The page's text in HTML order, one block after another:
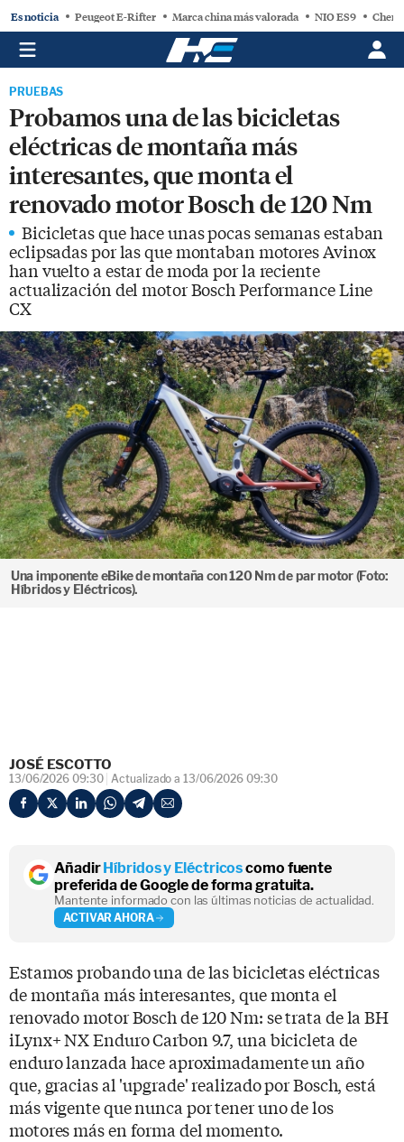
Es noticia Peugeot E-Rifter Marca china más valorada NIO ES9 Chery
PRUEBAS
Probamos una de las bicicletas
eléctricas de montaña más
interesantes, que monta el
renovado motor Bosch de 120 Nm
Bicicletas que hace unas pocas semanas estaban
eclipsadas por las que montaban motores Avinox
han vuelto a estar de moda por la reciente
actualización del motor Bosch Performance Line
CX
Una imponente eBike de montaña con 120 Nm de par motor (Foto:
Híbridos y Eléctricos).
JOSÉ ESCOTTO
13/06/2026 09:30 Actualizado a 13/06/2026 09:30
AñadirHíbridos y Eléctricoscomo fuente
preferida de Google de forma gratuita.
Mantente informado con las últimas noticias de actualidad.
ACTIVAR AHORA
Estamos probando una de las bicicletas eléctricas
de montaña más interesantes, que monta el
renovado motor Bosch de 120 Nm: se trata de la BH
iLynx+ NX Enduro Carbon 9.7, una bicicleta de
enduro lanzada hace aproximadamente un año
que, gracias al 'upgrade' realizado por Bosch, está
más vigente que nunca por tener uno de los
motores más en forma del momento.